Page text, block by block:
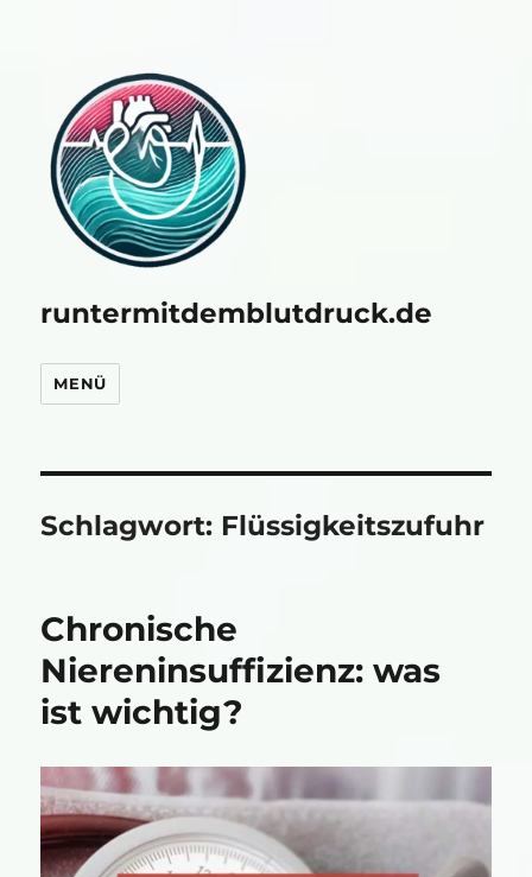
runtermitdemblutdruck.de
MENÜ
Schlagwort: Flüssigkeitszufuhr
Chronische
Niereninsuffizienz: was
ist wichtig?